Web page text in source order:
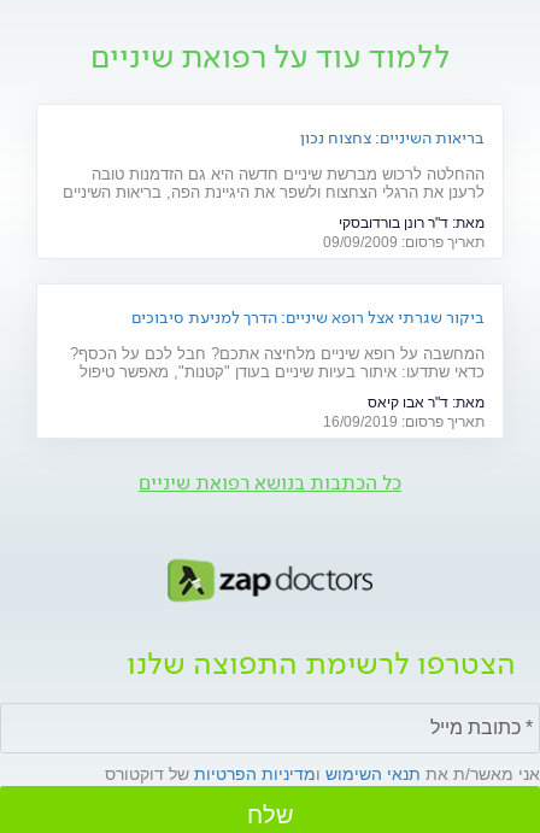
ללמוד עוד על רפואת שיניים
בריאות השיניים: צחצוח נכון
ההחלטה לרכוש מברשת שיניים חדשה היא גם הזדמנות טובה
לרענן את הרגלי הצחצוח ולשפר את היגיינת הפה, בריאות השיניים
מאת: ד"ר רונן בורדובסקי
תאריך פרסום: 09/09/2009
ביקור שגרתי אצל רופא שיניים: הדרך למניעת סיבוכים
המחשבה על רופא שיניים מלחיצה אתכם? חבל לכם על הכסף?
כדאי שתדעו: איתור בעיות שיניים בעודן "קטנות", מאפשר טיפול
השיניים ועל ניקוי על ידי שיננית
מאת: ד"ר אבו קיאס
תאריך פרסום: 16/09/2019
כל הכתבות בנושא רפואת שיניים
הצטרפו לרשימת התפוצה שלנו
אני מאשר/ת את תנאי השימוש ומדיניות הפרטיות של דוקטורס
שלח